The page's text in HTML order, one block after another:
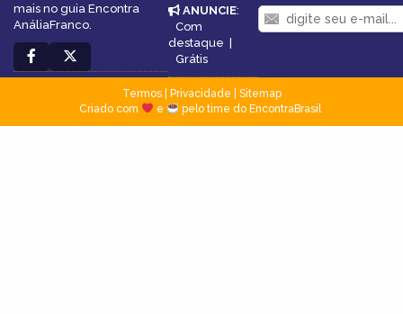
mais no guia Encontra
AnáliaFranco.
ANUNCIE:
Com
destaque |
Grátis
Termos| Privacidade
Sitemap
Criado com
e pelo time do EncontraBrasil